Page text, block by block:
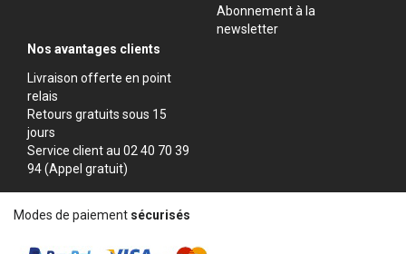
Abonnement à la
newsletter
Nos avantages clients
Livraison offerte en point
relais
Retours gratuits sous 15
jours
Service client au 02 40 70 39
94 (Appel gratuit)
Modes de paiement sécurisés